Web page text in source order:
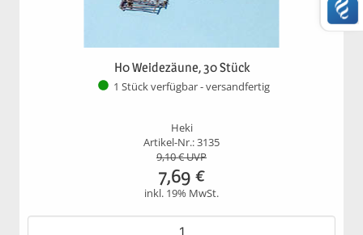
H0 Weidezäune, 30 Stück
1 Stück verfügbar - versandfertig
Heki
Artikel-Nr.: 3135
9,10€ UVP
7,69 €
inkl. 19% MwSt.